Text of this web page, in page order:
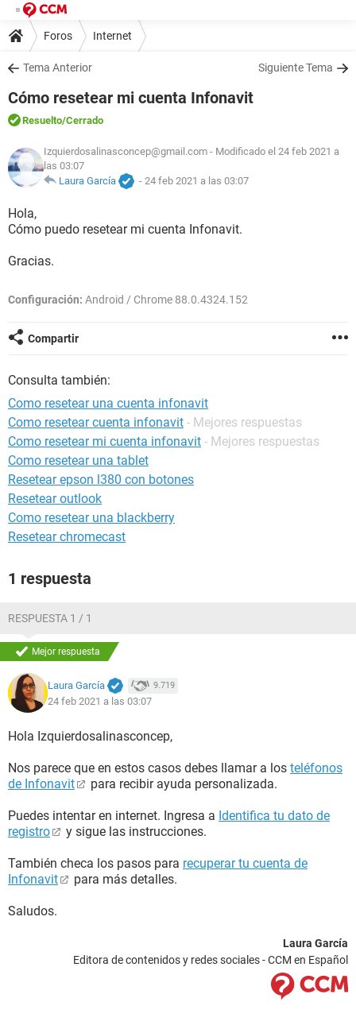
Foros Internet
Tema Anterior Siguiente Tema
Cómo resetear mi cuenta Infonavit
Resuelto/Cerrado
Izquierdosalinasconcep@gmail.com - Modificado el 24 feb 2021 a
las 03:07
Laura García
-24 feb 2021 a las 03:07
Hola,
Cómo puedo resetear mi cuenta Infonavit.
Gracias.
Configuración: Android / Chrome 88.0.4324.152
Compartir
Consulta también:
Como resetear una cuenta infonavit
Como resetear cuenta infonavit - Mejores respuestas
Como resetear mi cuenta infonavit - Mejores respuestas
Como resetear una tablet
Resetear epson l380 con botones
Resetear outlook
Como resetear una blackberry
Resetear chromecast
1 respuesta
RESPUESTA 1 / 1
Mejor respuesta
Laura García 9.719
24 feb 2021 a las 03:07
Hola Izquierdosalinasconcep,
Nos parece que en estos casos debes llamar a los teléfonos
de Infonavit
para recibir ayuda personalizada.
Puedes intentar en internet. Ingresa a Identifica tu dato de
registro
y sigue las instrucciones.
También checa los pasos para recuperar tu cuenta de
Infonavit
para más detalles.
Saludos.
Laura García
Editora de contenidos y redes sociales - CCM en Español